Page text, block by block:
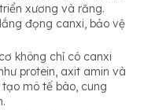
xương và răng.
đọng canxi, bảo vệ
không chỉ có canxi
protein, axit amin và
mô tế bào, cung